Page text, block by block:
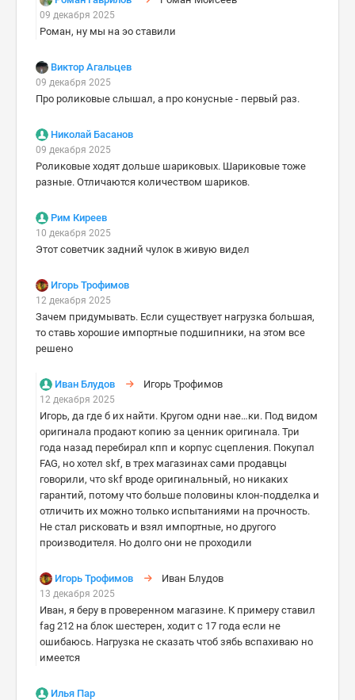
09 декабря 2025
Роман, ну мы на эо ставили
Виктор Агальцев
09 декабря 2025
Про роликовые слышал, а про конусные - первый раз.
Николай Басанов
09 декабря 2025
Роликовые ходят дольше шариковых. Шариковые тоже
разные. Отличаются количеством шариков.
Рим Киреев
10 декабря 2025
Этот советчик задний чулок в живую видел
Игорь Трофимов
12 декабря 2025
Зачем придумывать. Если существует нагрузка большая,
то ставь хорошие импортные подшипники, на этом все
решено
Иван Блудов Игорь Трофимов
12 декабря 2025
Игорь, да где б их найти. Кругом одни нае…ки. Под видом
оригинала продают копию за ценник оригинала. Три
года назад перебирал кпп и корпус сцепления. Покупал
FAG, но хотел skf, в трех магазинах сами продавцы
говорили, что skf вроде оригинальный, но никаких
гарантий, потому что больше половины клон-подделка и
отличить их можно только испытаниями на прочность.
Не стал рисковать и взял импортные, но другого
производителя. Но долго они не проходили
Игорь Трофимов Иван Блудов
13 декабря 2025
Иван, я беру в проверенном магазине. К примеру ставил
fag 212 на блок шестерен, ходит с 17 года если не
ошибаюсь. Нагрузка не сказать чтоб зябь вспахиваю но
имеется
Илья Пар